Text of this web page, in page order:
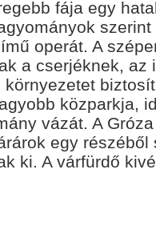
fája egy
operát. A
a cserjéknek,
közparkja,
vázát. A
egy
ki. A várfürdő